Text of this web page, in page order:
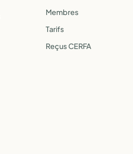
Membres
Tarifs
Reçus CERFA